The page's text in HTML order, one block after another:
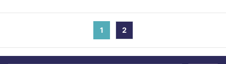
1 (current)
2